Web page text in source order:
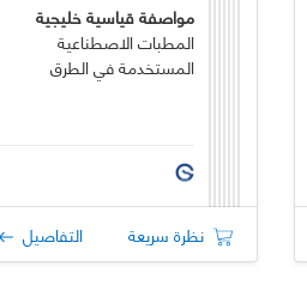
مواصفة قياسية خليجية
المطبات الاصطناعية
المستخدمة في الطرق
نظرة سريعة التفاصيل